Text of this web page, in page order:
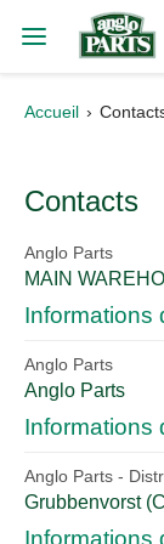
Accueil
Contacts
Anglo Parts
MAIN
Informations
Anglo Parts nv
Zandvoortstraat
Téléphone
Horaires
Shop: Monday
Anglo Parts
Anglo Parts
Informations
Spain
CARRER DE
RIBES
Anglo Parts -
Grubbenvorst
Informations